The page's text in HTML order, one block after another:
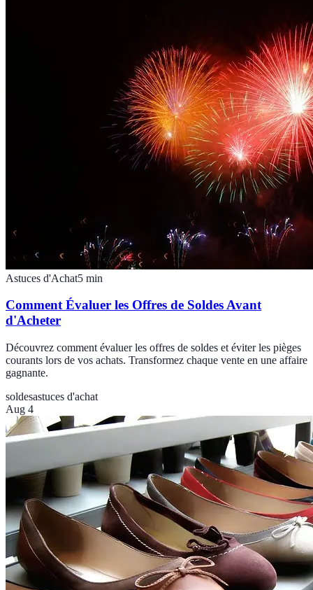
Astuces d'Achat5 min
Comment Évaluer les Offres de Soldes Avant
d'Acheter
Découvrez comment évaluer les offres de soldes et éviter les pièges
courants lors de vos achats. Transformez chaque vente en une affaire
gagnante.
soldesastuces d'achat
Aug 4